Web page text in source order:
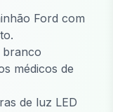
Ford com
branco
médicos de
de luz LED